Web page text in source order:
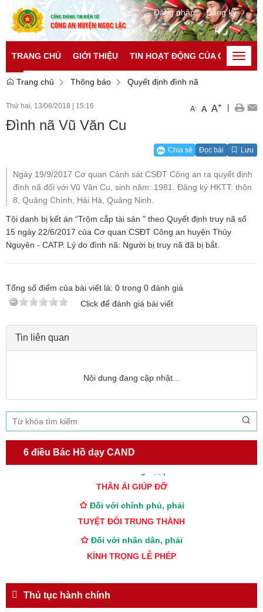
Đăng nhập Đăng ký
TRANG CHỦ GIỚI THIỆU TIN HOẠT ĐỘNG CỦA CATPToggle
Trang chủ
Thông báo Quyết định đình nã
Thứ hai, 13/08/2018 15:16 A- A A+ |
Đình nã Vũ Văn Cu
Chia sẻ Đọc bài Lưu
Ngày 19/9/2017 Cơ quan Cảnh sát CSĐT Công an ra quyết định
đình nã đối với Vũ Văn Cu, sinh năm: 1981. Đăng ký HKTT: thôn
8, Quảng Chính, Hải Hà, Quảng Ninh.
Tội danh bị kết án “Trộm cắp tài sản " theo Quyết định truy nã số
15 ngày 22/6/2017 của Cơ quan CSĐT Công an huyện Thủy
Nguyên - CATP. Lý do đình nã: Người bị truy nã đã bị bắt.
Tổng số điểm của bài viết là: 0 trong 0 đánh giá
Click để đánh giá bài viết
Tin liên quan
Nội dung đang cập nhật...
6 điều Bác Hồ dạy CAND
TƯ CÁCH
NGƯỜI CÔNG AN CÁCH MỆNH LÀ:
Đối với tự mình, phải
CẦN, KIỆM, LIÊM, CHÍNH
Đối với đồng sự, phải
THÂN ÁI GIÚP ĐỠ
Đối với chính phủ, phải
TUYỆT ĐỐI TRUNG THÀNH
Đối với nhân dân, phải
KÍNH TRỌNG LỄ PHÉP
Đối với địch, phải
Thủ tục hành chính